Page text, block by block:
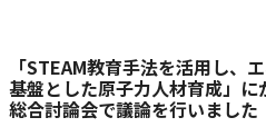
「STEAM教育手法を活用し、
基盤とした原子力人材育成」に
総合討論会で議論を行いました